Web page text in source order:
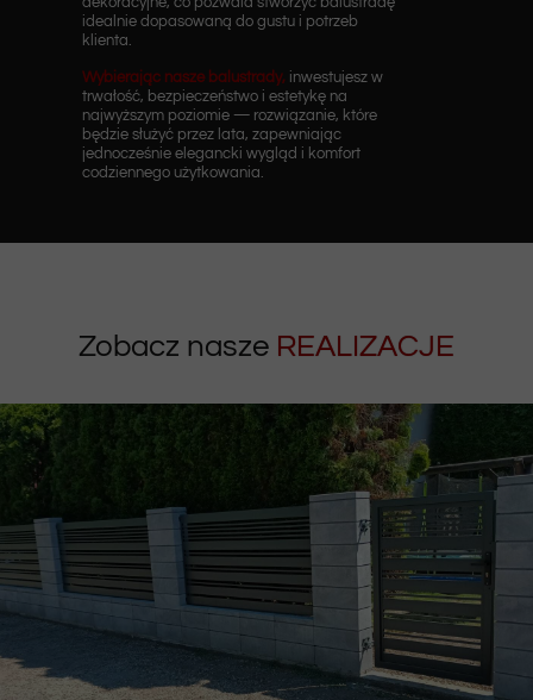
idealnie dopasowaną do gustu i potrzeb
klienta.
Wybierając nasze balustrady, inwestujesz w
trwałość, bezpieczeństwo i estetykę na
najwyższym poziomie — rozwiązanie, które
będzie służyć przez lata, zapewniając
jednocześnie elegancki wygląd i komfort
codziennego użytkowania.
Zobacz nasze REALIZACJE